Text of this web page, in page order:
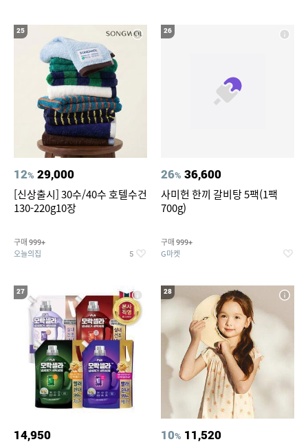
25
12% 29,000
[신상출시] 30수/40수 호텔수건
130-220g10장
구매 999+
오늘의집 5
26
26% 36,600
사미헌 한끼 갈비탕 5팩(1팩
700g)
구매 999+
G마켓
27
14,950
28
10% 11,520